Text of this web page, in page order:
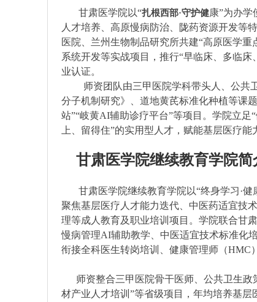
甘肃医学院以“扎根西部·守护健康”为办学
人才培养、高原慢病防治、陇药资源开发等
医院、兰州生物制品研究所共建“高原医学
系统开发等实战项目，推行“早临床、多临
业认证。
师资团队由三甲医院学科带头人、公共卫
分子机制研究》、道地黄芪标准化种植等课
站”“岐黄AI辅助诊疗平台”等项目。学院立
上、留得住”的实用型人才，赋能基层医疗能
甘肃医学院继续教育学院简
甘肃医学院继续教育学院以“终身学习·健
聚焦基层医疗人才能力迭代、中医药适宜技
理等成人教育及职业培训项目。学院联合甘
慢病管理AI辅助教学、中医适宜技术标准化
衔接全科医生转岗培训、健康管理师（HMC
师资整合三甲医院骨干医师、公共卫生政
材产业人才培训”等省级项目，年均培养基层